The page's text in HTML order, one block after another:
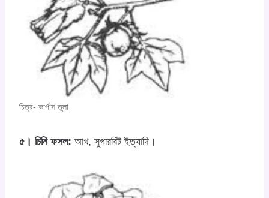
চিত্র- কার্পাস তুলা
৫। চিনি ফসল: আখ, সুগারবিট ইত্যাদি।